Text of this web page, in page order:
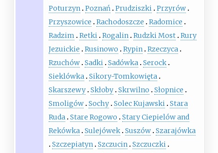
Poturzyn Poznań Prudziszki Przyrów
Przyszowice
Rachodoszcze
Radomice
Radzim
Retki Rogalin Rudzki Most Rury
Jezuickie
Rusinowo Rypin Rzeczyca
Rzuchów Sadki Sadówka Serock
Sieklówka Sikory-Tomkowięta
Skarszewy Skłoby Skrwilno
Słopnice
Smoligów Sochy Solec Kujawski Stara
Ruda Stare Rogowo
Stary Ciepielów and
Rekówka Sulejówek Suszów Szarajówka
Szczepiatyn Szczucin Szczuczki